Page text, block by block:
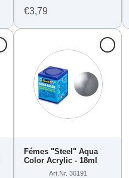
€3,79
Fémes "Steel" Aqua
Color Acrylic - 18ml
Art.Nr. 36191